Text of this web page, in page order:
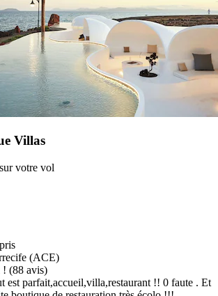
Villas
votre vol
(ACE)
! (88 avis)
est parfait,accueil,villa,restaurant !! 0 faute . Et